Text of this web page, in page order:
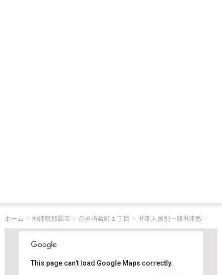
ホーム > 沖縄県那覇市> 首里当蔵町１丁目 > 世帯人員別一般世帯数
This page can't load Google Maps correctly.